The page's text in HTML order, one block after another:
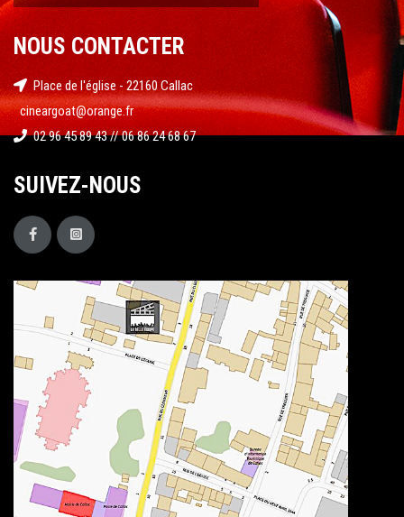
NOUS CONTACTER
Place de l'église - 22160 Callac
cineargoat@orange.fr
02 96 45 89 43 // 06 86 24 68 67
SUIVEZ-NOUS